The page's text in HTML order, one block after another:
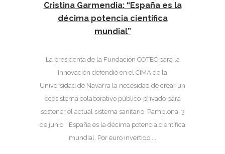
Cristina Garmendia: “España es la
décima potencia científica
mundial”
La presidenta de la Fundación COTEC para la
Innovación defendió en el CIMA de la
Universidad de Navarra la necesidad de crear un
ecosistema colaborativo público-privado para
sostener el actual sistema sanitario Pamplona, 3
de junio. “España es la décima potencia científica
mundial. Por euro invertido,...